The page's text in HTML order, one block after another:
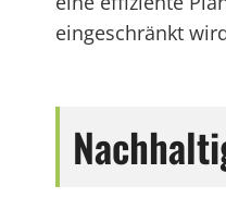
eingeschränkt